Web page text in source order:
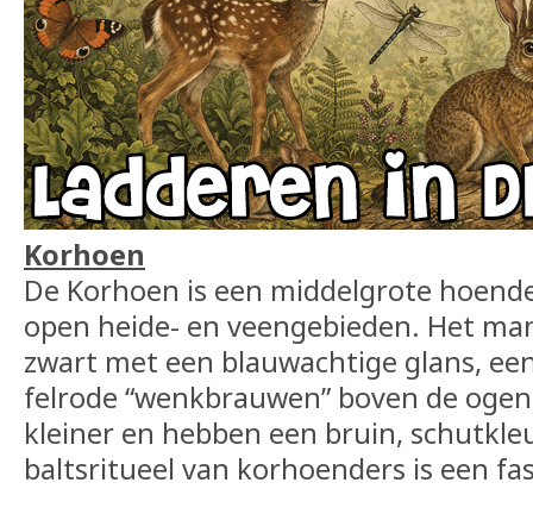
Korhoen
De Korhoen is een middelgrote
open heide- en veengebieden. Het
zwart met een blauwachtige glans,
felrode “wenkbrauwen” boven de
kleiner en hebben een bruin,
baltsritueel van korhoenders is een